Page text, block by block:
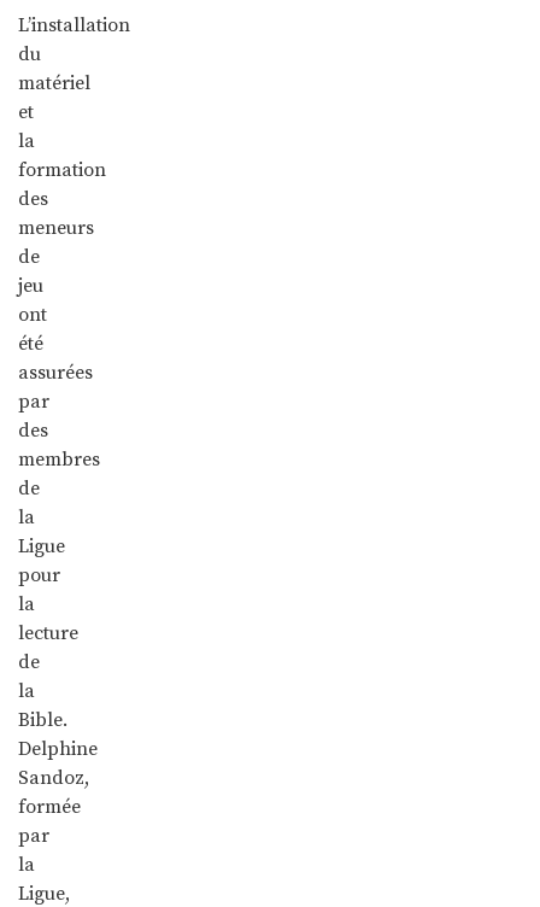
L’installation
du
matériel
et
la
formation
des
meneurs
de
jeu
ont
été
assurées
par
des
membres
de
la
Ligue
pour
la
lecture
de
la
Bible.
Delphine
Sandoz,
formée
par
la
Ligue,